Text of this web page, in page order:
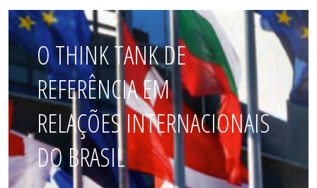
O THINK TANK DE
REFERÊNCIA EM
RELAÇÕES INTERNACIONAIS
DO BRASIL